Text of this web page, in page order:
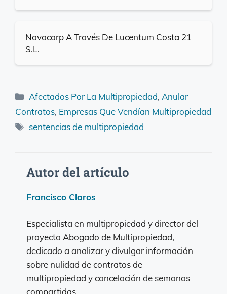
Novocorp A Través De Lucentum Costa 21
S.L.
Categorías
Afectados Por La Multipropiedad, Anular
Contratos, Empresas Que Vendían Multipropiedad
Etiquetas
sentencias de multipropiedad
Autor del artículo
Francisco Claros
Especialista en multipropiedad y director del
proyecto Abogado de Multipropiedad,
dedicado a analizar y divulgar información
sobre nulidad de contratos de
multipropiedad y cancelación de semanas
compartidas.